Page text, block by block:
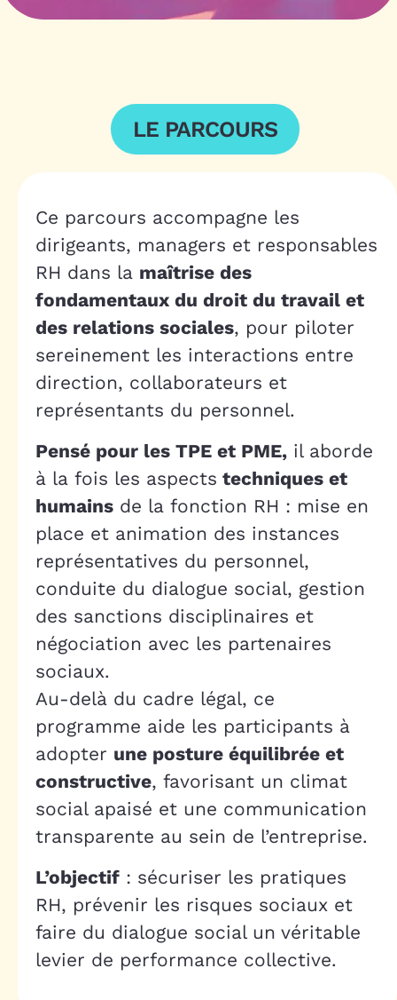
LE PARCOURS
Ce parcours accompagne les
dirigeants, managers et responsables
RH dans la maîtrise des
fondamentaux du droit du travail et
des relations sociales, pour piloter
sereinement les interactions entre
direction, collaborateurs et
représentants du personnel.
Pensé pour les TPE et PME, il aborde
à la fois les aspects techniques et
humains de la fonction RH : mise en
place et animation des instances
représentatives du personnel,
conduite du dialogue social, gestion
des sanctions disciplinaires et
négociation avec les partenaires
sociaux.
Au-delà du cadre légal, ce
programme aide les participants à
adopter une posture équilibrée et
constructive, favorisant un climat
social apaisé et une communication
transparente au sein de l’entreprise.
L’objectif : sécuriser les pratiques
RH, prévenir les risques sociaux et
faire du dialogue social un véritable
levier de performance collective.